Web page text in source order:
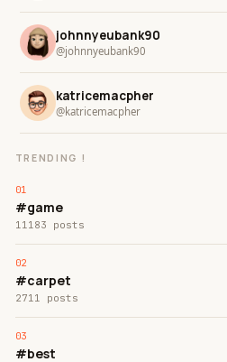
johnnyeubank90
@johnnyeubank90
katricemacpher
@katricemacpher
TRENDING !
#game
11183 posts
#carpet
2711 posts
#best